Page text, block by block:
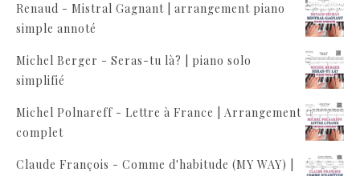
Renaud - Mistral Gagnant | arrangement piano
simple annoté
Michel Berger - Seras-tu là? | piano solo
simplifié
Michel Polnareff - Lettre à France | Arrangement
complet
Claude François - Comme d'habitude (MY WAY) |